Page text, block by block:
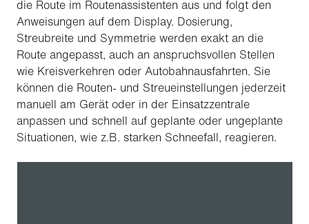
die Route im Routenassistenten aus und folgt den
Anweisungen auf dem Display. Dosierung,
Streubreite und Symmetrie werden exakt an die
Route angepasst, auch an anspruchsvollen Stellen
wie Kreisverkehren oder Autobahnausfahrten. Sie
können die Routen- und Streueinstellungen jederzeit
manuell am Gerät oder in der Einsatzzentrale
anpassen und schnell auf geplante oder ungeplante
Situationen, wie z.B. starken Schneefall, reagieren.